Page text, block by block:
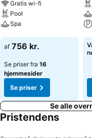
Gratis wi-fi
Pool
Spa
Se priser
af 756 kr.
Se priser fra 16
hjemmesider
Se priser
Se alle
Pristendens